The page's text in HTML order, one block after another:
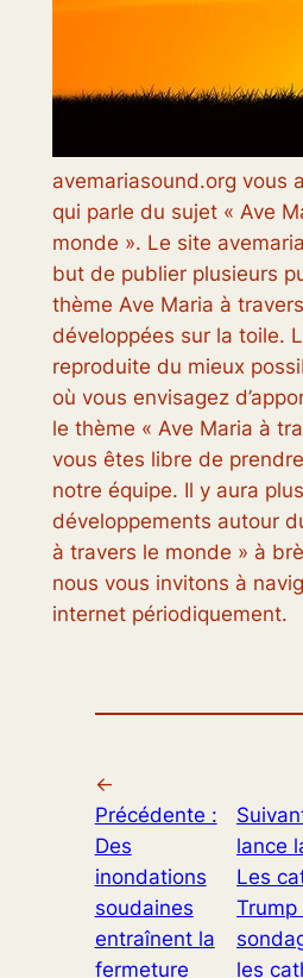
avemariasound.org vous
qui parle du sujet « Ave
monde ». Le site
but de publier plusieurs
thème Ave Maria à
développées sur la toile.
reproduite du mieux
où vous envisagez
le thème « Ave Maria à
vous êtes libre de
notre équipe. Il y aura
développements autour
à travers le monde » à
nous vous invitons à
internet périodiquement.
←
Précédente :
Des
inondations
soudaines
entraînent la
fermeture
lance
Les
Trump
les